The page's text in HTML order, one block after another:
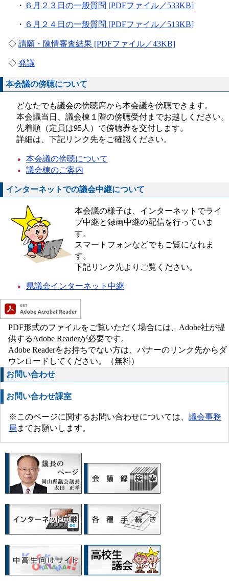
・ ６月２３日の一般質問 [PDFファイル／533KB]
・ ６月２４日の一般質問 [PDFファイル／513KB]​
◇ 請願・陳情審査結果 [PDFファイル／43KB]
◇ 発議
本会議の傍聴について
どなたでも議会の傍聴席から本会議を傍聴できます。
​本会議当日、議会棟１階の傍聴受付までお越しください。
先着順（定員は95人​）で傍聴券を交付します。
詳細は、下記リンク先をご確認ください。
本会議の傍聴について
議会棟のご案内
インターネットでの議会中継について
本会議の様子は、インターネットでライ
ブ中継と録画中継の配信を行っていま
す。
スマートフォンなどでもご覧になれま
す。
​下記リンク先よりご覧ください。
県議会インターネット中継
PDF形式のファイルをご覧いただく場合には、Adobe社が提
供するAdobe Readerが必要です。
Adobe Readerをお持ちでない方は、バナーのリンク先からダ
ウンロードしてください。（無料）
お問い合わせ
お問い合わせ課室
※このページに関するお問い合わせについては、 議会事務
局 までお願いします。